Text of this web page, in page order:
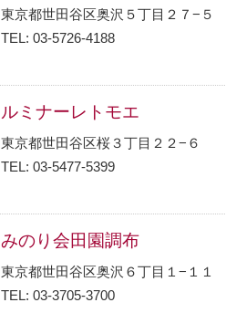
東京都世田谷区奥沢５丁目２７−５
TEL: 03-5726-4188
ルミナーレトモエ
東京都世田谷区桜３丁目２２−６
TEL: 03-5477-5399
みのり会田園調布
東京都世田谷区奥沢６丁目１−１１
TEL: 03-3705-3700